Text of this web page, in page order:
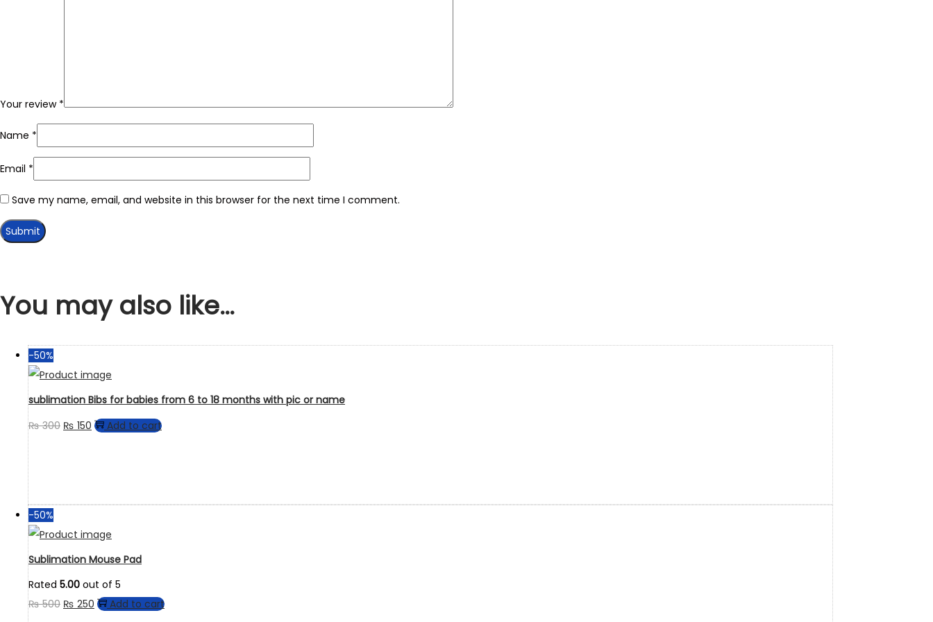
Your review *
Name *
Email *
Save my name, email, and website in this browser for the next time I comment.
You may also like…
-50%
sublimation Bibs for babies from 6 to 18 months with pic or name
₨300 Original
₨ 150 Current
Add to cart
-50%
Sublimation Mouse Pad
Rated 5.00 out of 5
₨500 Original
₨ 250 Current
Add to cart